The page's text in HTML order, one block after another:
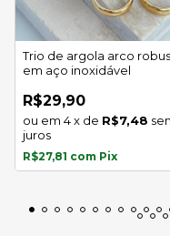
Trio de argola arco
em aço inoxidável
R$29,90
4x de R$7,48
juros
R$27,81 com Pix